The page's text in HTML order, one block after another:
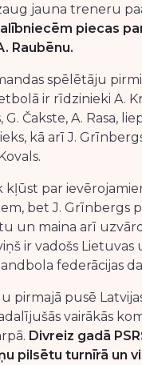
jauna treneru
piecas
Raubēnu.
spēlētāju
ir rīdzinieki A.
G. Čakste, A. Rasa,
kā arī J.
kļūst par
bet J. Grīnbergs
un maina arī
ir vadošs Lietuvas
federācijas
pirmajā pusē
vairākās
Divreiz gadā
pilsētu turnīrā un